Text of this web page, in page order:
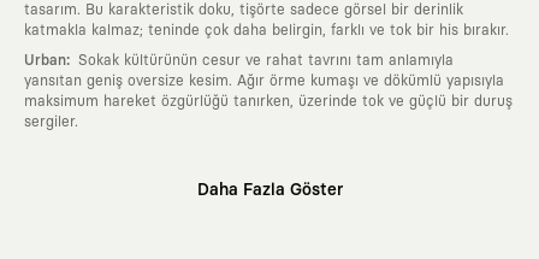
tasarım. Bu karakteristik doku, tişörte sadece görsel bir derinlik
katmakla kalmaz; teninde çok daha belirgin, farklı ve tok bir his bırakır.
Urban: Sokak kültürünün cesur ve rahat tavrını tam anlamıyla
yansıtan geniş oversize kesim. Ağır örme kumaşı ve dökümlü yapısıyla
maksimum hareket özgürlüğü tanırken, üzerinde tok ve güçlü bir duruş
sergiler.
Daha Fazla Göster